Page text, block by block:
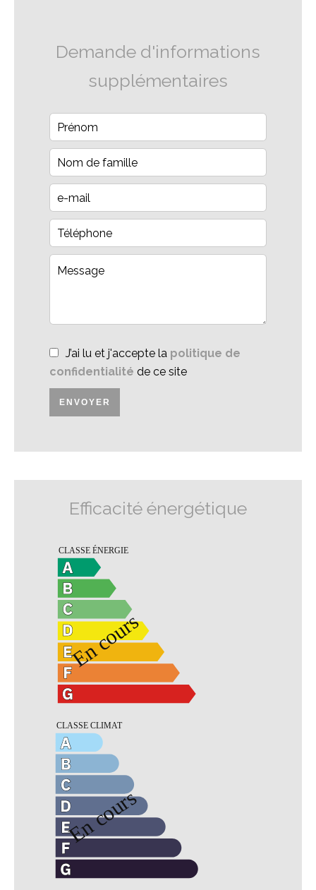
Demande d'informations
supplémentaires
J’ai lu et j'accepte la politique de
confidentialité de ce site
ENVOYER
Efficacité énergétique